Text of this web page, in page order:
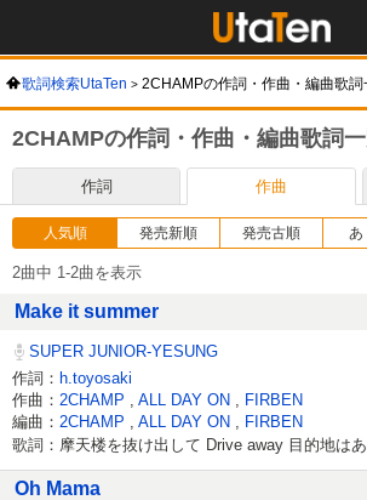
歌詞検索UtaTen 2CHAMPの作詞・作曲・編曲歌詞
2CHAMPの作詞・作曲・編曲歌詞
作詞 作曲
人気順 発売新順 発売古順
2曲中 1-2曲を表示
Make it summer
SUPER JUNIOR-YESUNG
作詞： h.toyosaki
作曲： 2CHAMP ALL DAY ON
FIRBEN
編曲： 2CHAMP ALL DAY ON FIRBEN
歌詞：摩天楼を抜け出して Drive away 目的地はあ
Oh Mama